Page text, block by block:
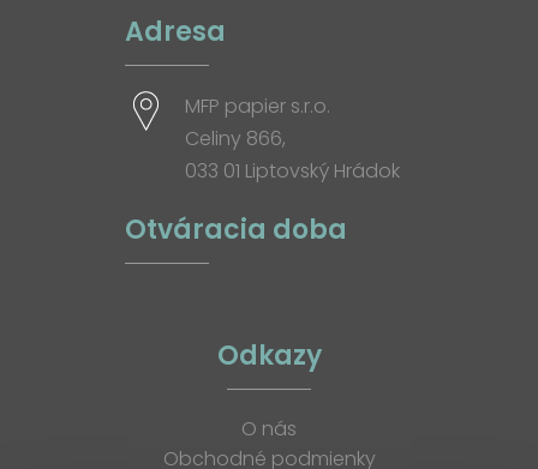
Adresa
MFP papier s.r.o.
Celiny 866,
033 01 Liptovský Hrádok
Otváracia doba
Odkazy
O nás
Obchodné podmienky